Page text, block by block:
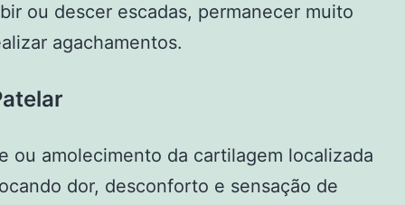
ou descer escadas, permanecer muito
agachamentos.
ou amolecimento da cartilagem localizada
dor, desconforto e sensação de